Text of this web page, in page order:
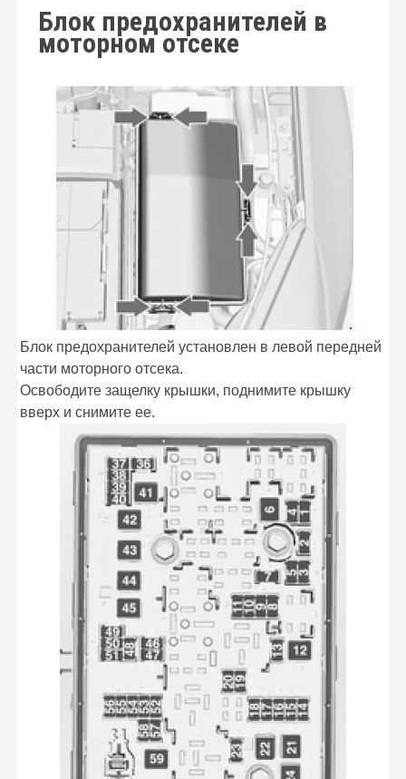
Блок предохранителей в
моторном отсеке
Блок предохранителей установлен в левой передней
части моторного отсека.
Освободите защелку крышки, поднимите крышку
вверх и снимите ее.